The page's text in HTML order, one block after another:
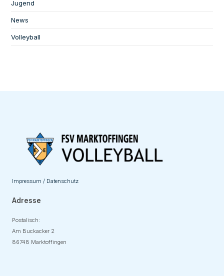
Jugend
News
Volleyball
Impressum / Datenschutz
Adresse
Postalisch:
Am Buckacker 2
86748 Marktoffingen